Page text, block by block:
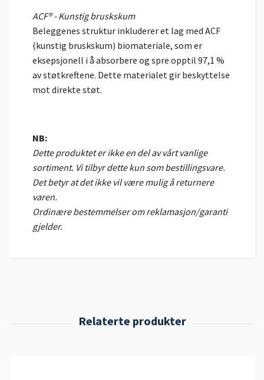
ACF® - Kunstig bruskskum
Beleggenes struktur inkluderer et lag med ACF
(kunstig bruskskum) biomateriale, som er
eksepsjonell i å absorbere og spre opptil 97,1 %
av støtkreftene. Dette materialet gir beskyttelse
mot direkte støt.
NB:
Dette produktet er ikke en del av vårt vanlige
sortiment. Vi tilbyr dette kun som bestillingsvare.
Det betyr at det ikke vil være mulig å returnere
varen.
Ordinære bestemmelser om reklamasjon/garanti
gjelder.